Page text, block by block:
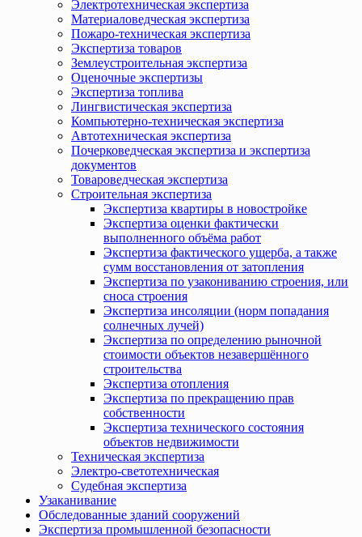
Электротехническая экспертиза
Материаловедческая экспертиза
Пожаро-техническая экспертиза
Экспертиза товаров
Землеустроительная экспертиза
Оценочные экспертизы
Экспертиза топлива
Лингвистическая экспертиза
Компьютерно-техническая экспертиза
Автотехническая экспертиза
Почерковедческая экспертиза и экспертиза
документов
Товароведческая экспертиза
Строительная экспертиза
Экспертиза квартиры в новостройке
Экспертиза оценки фактически
выполненного объёма работ
Экспертиза фактического ущерба, а также
сумм восстановления от затопления
Экспертиза по узакониванию строения, или
сноса строения
Экспертиза инсоляции (норм попадания
солнечных лучей)
Экспертиза по определению рыночной
стоимости объектов незавершённого
строительства
Экспертиза отопления
Экспертиза по прекращению прав
собственности
Экспертиза технического состояния
объектов недвижимости
Техническая экспертиза
Электро-светотехническая
Судебная экспертиза
Узаканивание
Обследованные зданий сооружений
Экспертиза промышленной безопасности